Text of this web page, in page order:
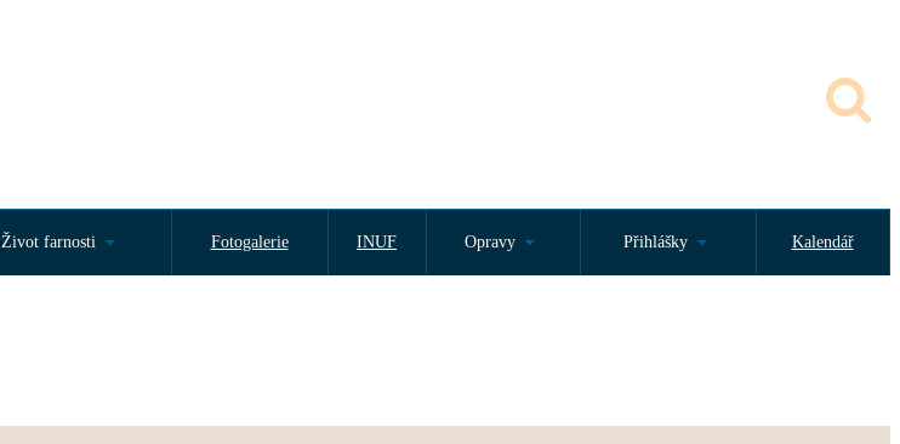
Život farnosti Fotogalerie INUF Opravy Přihlášky Kalendář